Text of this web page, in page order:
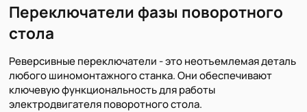
Переключатели фазы поворотного
стола
Реверсивные переключатели - это неотъемлемая деталь
любого шиномонтажного станка. Они обеспечивают
ключевую функциональность для работы
электродвигателя поворотного стола.